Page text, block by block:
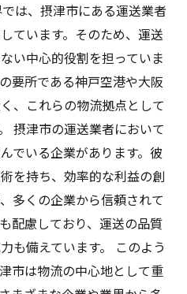
は、摂津市にある運送業者
ています。そのため、運送
い中心的役割を担っていま
要所である神戸空港や大阪
、これらの物流拠点として
摂津市の運送業者において
でいる企業があります。彼
を持ち、効率的な利益の創
多くの企業から信頼されて
配慮しており、運送の品質
も備えています。 このよう
市は物流の中心地として重